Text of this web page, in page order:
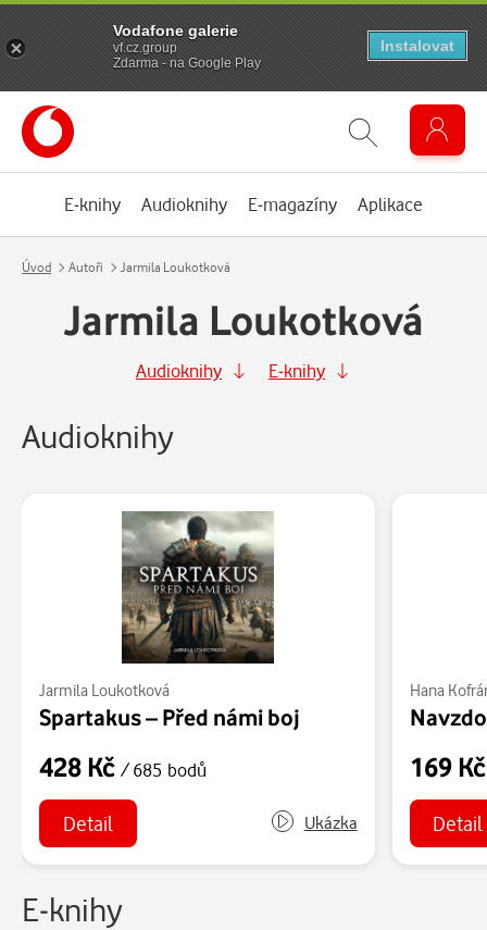
E-knihy Audioknihy E-magazíny Aplikace
Úvod Autoři Jarmila Loukotková
Jarmila Loukotková
Audioknihy E-knihy
Audioknihy
Jarmila Loukotková
Spartakus – Před námi boj
428 Kč / 685 bodů
Detail Ukázka
Hana
169
Detail
E-knihy
Vodafone galerie
vf.cz.group
Zdarma - na Google Play
Instalovat